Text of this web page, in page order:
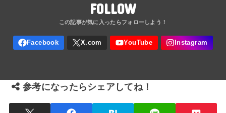
FOLLOW
参考になったらシェアしてね！